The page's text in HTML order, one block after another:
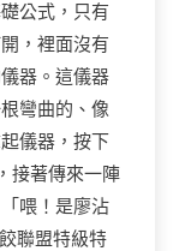
公式，只有
，裡面沒有
器。這儀器
彎曲的、像
儀器，按下
接著傳來一陣
喂！是廖沾
聯盟特級特